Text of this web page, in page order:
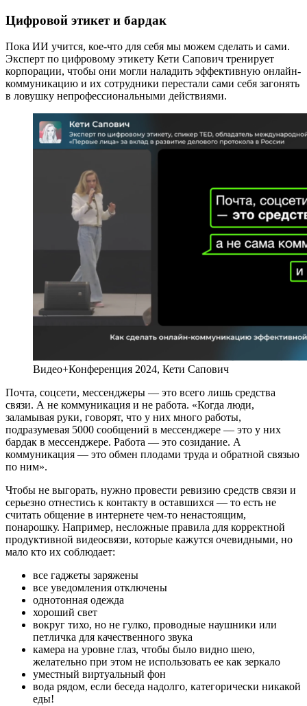
Цифровой этикет и бардак
Пока ИИ учится, кое-что для себя мы можем сделать и сами.
Эксперт по цифровому этикету Кети Сапович тренирует
корпорации, чтобы они могли наладить эффективную онлайн-
коммуникацию и их сотрудники перестали сами себя загонять
в ловушку непрофессиональными действиями.
Видео+Конференция 2024, Кети Сапович
Почта, соцсети, мессенджеры — это всего лишь средства
связи. А не коммуникация и не работа. «Когда люди,
заламывая руки, говорят, что у них много работы,
подразумевая 5000 сообщений в мессенджере — это у них
бардак в мессенджере. Работа — это созидание. А
коммуникация — это обмен плодами труда и обратной связью
по ним».
Чтобы не выгорать, нужно провести ревизию средств связи и
серьезно отнестись к контакту в оставшихся — то есть не
считать общение в интернете чем-то ненастоящим,
понарошку. Например, несложные правила для корректной
продуктивной видеосвязи, которые кажутся очевидными, но
мало кто их соблюдает:
все гаджеты заряжены
все уведомления отключены
однотонная одежда
хороший свет
вокруг тихо, но не гулко, проводные наушники или
петличка для качественного звука
камера на уровне глаз, чтобы было видно шею,
желательно при этом не использовать ее как зеркало
уместный виртуальный фон
вода рядом, если беседа надолго, категорически никакой
еды!